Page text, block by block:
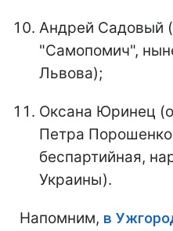
Андрей Садовый
"Самопомич",
Львова);
Оксана Юринец
Петра
беспартийная,
Украины).
Напомним, в